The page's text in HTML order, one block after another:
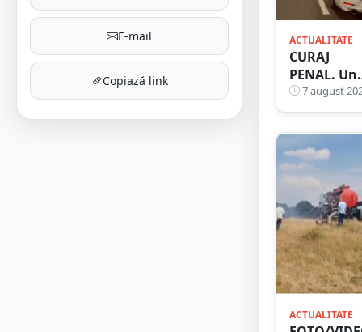
E-mail
Copiază link
ACTUALITATE
CURAJ
PENAL. Un
bunic de 72
de ani s-a
urcat la
volan și a
dat nas în
nas cu
Poliția
Mare
7 august
ACTUALITATE